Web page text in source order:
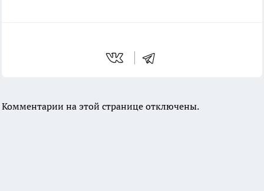
Комментарии на этой странице отключены.